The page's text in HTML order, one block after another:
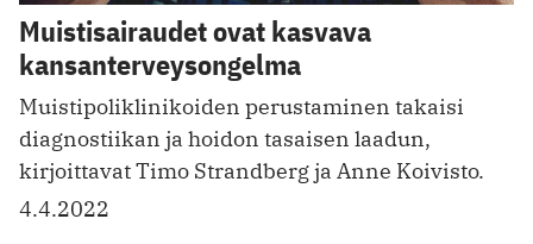
Muistisairaudet ovat kasvava
kansanterveysongelma
Muistipoliklinikoiden perustaminen takaisi
diagnostiikan ja hoidon tasaisen laadun,
kirjoittavat Timo Strandberg ja Anne Koivisto.
4.4.2022